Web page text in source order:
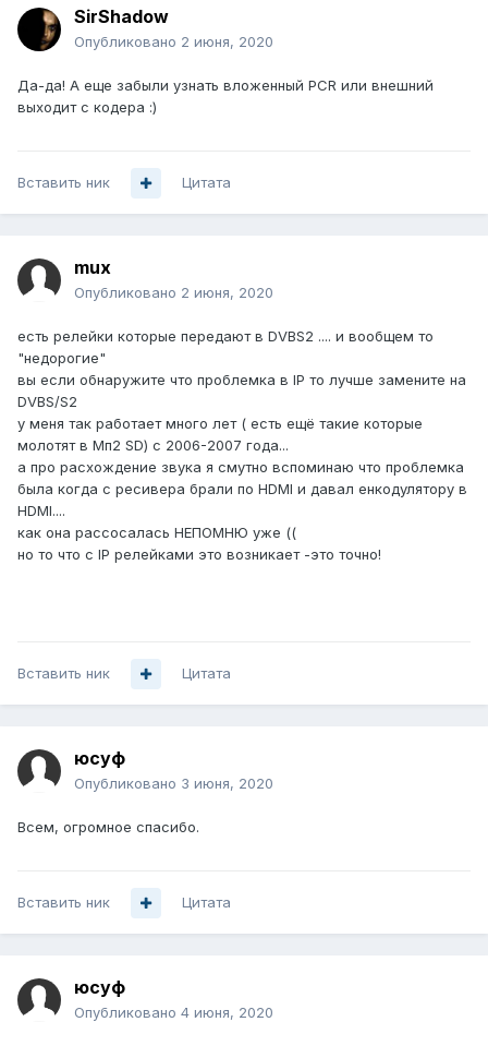
SirShadow
Опубликовано 2 июня, 2020
Да-да! А еще забыли узнать вложенный PCR или внешний
выходит с кодера :)
Вставить ник Цитата
mux
Опубликовано 2 июня, 2020
есть релейки которые передают в DVBS2 .... и вообщем то
"недорогие"
вы если обнаружите что проблемка в IP то лучше замените на
DVBS/S2
у меня так работает много лет ( есть ещё такие которые
молотят в Мп2 SD) с 2006-2007 года...
а про расхождение звука я смутно вспоминаю что проблемка
была когда с ресивера брали по HDMI и давал енкодулятору в
HDMI....
как она рассосалась НЕПОМНЮ уже ((
но то что с IP релейками это возникает -это точно!
Вставить ник Цитата
юсуф
Опубликовано 3 июня, 2020
Всем, огромное спасибо.
Вставить ник Цитата
юсуф
Опубликовано 4 июня, 2020